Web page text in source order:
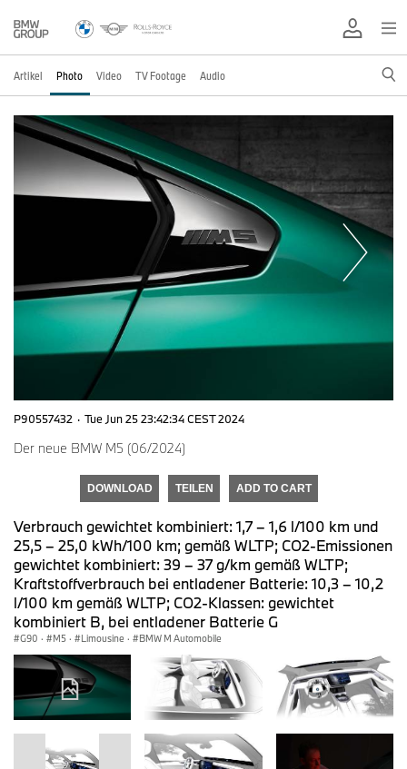
Artikel Photo Video TV Footage Audio
P90557432 · Tue Jun 25 23:42:34 CEST 2024
Der neue BMW M5 (06/2024)
DOWNLOAD TEILEN ADD TO CART
Verbrauch gewichtet kombiniert: 1,7 – 1,6 l/100 km und
25,5 – 25,0 kWh/100 km; gemäß WLTP; CO2-Emissionen
gewichtet kombiniert: 39 – 37 g/km gemäß WLTP;
Kraftstoffverbrauch bei entladener Batterie: 10,3 – 10,2
l/100 km gemäß WLTP; CO2-Klassen: gewichtet
kombiniert B, bei entladener Batterie G
G90 · M5 · Limousine · BMW M Automobile